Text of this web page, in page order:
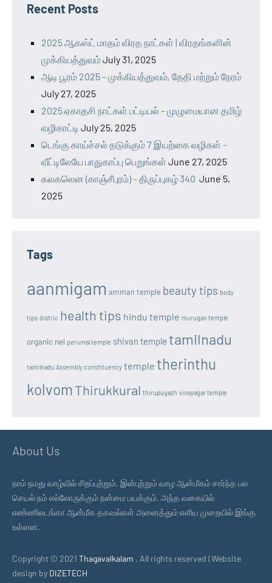
Recent Posts
2025 ஆகஸ்ட் மாதம் விரத நாட்கள் | விரதங்களின்
முக்கியத்துவம்July 31, 2025
ஆடி பூரம் 2025 – முக்கியத்துவம், தேதி மற்றும் நேரம்
July 27, 2025
2025 ஏகாதசி நாட்கள் பட்டியல் – முழுமையான தமிழ்
வழிகாட்டி July 25, 2025
டெங்கு காய்ச்சல் தடுக்கும் 7 இயற்கை வழிகள் –
வீட்டிலேயே பாதுகாப்பு பெறுங்கள் June 27, 2025
கலகலென (காஞ்சீபுரம்) – திருப்புகழ் 340 June 5,
2025
Tags
aanmigam amman temple beauty tips body
tips distric health tips hindu temple murugan temple
organic nel perumal temple shivan temple tamilnadu
tamilnadu Assembly constituency temple therinthu
kolvomThirukkural thirupugazh vinayagar temple
About Us
நாம் நமது வாழ்வில் சிறப்புற்றும், இன்புற்றும் வாழ ஆன்மீகம் சார்ந்த பல
செயல் நம் எல்லோருக்கும் நன்மை பயக்கும். அந்த வகையில்
எண்ணிலடங்கா ஆன்மீக தகவல்கள் அனைத்தும் எளிய முறையில் இங்கு
உள்ளன.
Copyright © 2021 Thagavalkalam . All rights reserved | Website
design by DIZETECH